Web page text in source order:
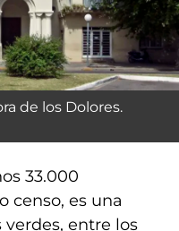
de los Dolores.
33.000
censo, es una
entre los